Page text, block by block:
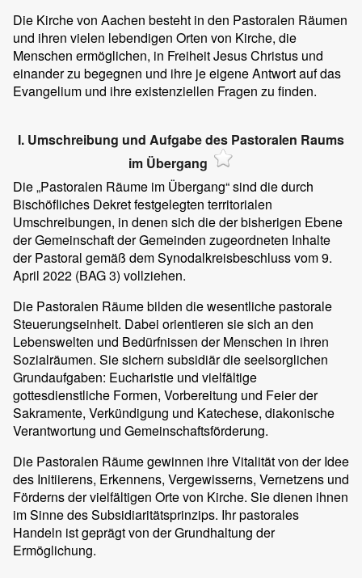
Die Kirche von Aachen besteht in den Pastoralen Räumen
und ihren vielen lebendigen Orten von Kirche, die
Menschen ermöglichen, in Freiheit Jesus Christus und
einander zu begegnen und ihre je eigene Antwort auf das
Evangelium und ihre existenziellen Fragen zu finden.
I. Umschreibung und Aufgabe des Pastoralen Raums
im Übergang
Die „Pastoralen Räume im Übergang“ sind die durch
Bischöfliches Dekret festgelegten territorialen
Umschreibungen, in denen sich die der bisherigen Ebene
der Gemeinschaft der Gemeinden zugeordneten Inhalte
der Pastoral gemäß dem Synodalkreisbeschluss vom 9.
April 2022 (BAG 3) vollziehen.
Die Pastoralen Räume bilden die wesentliche pastorale
Steuerungseinheit. Dabei orientieren sie sich an den
Lebenswelten und Bedürfnissen der Menschen in ihren
Sozialräumen. Sie sichern subsidiär die seelsorglichen
Grundaufgaben: Eucharistie und vielfältige
gottesdienstliche Formen, Vorbereitung und Feier der
Sakramente, Verkündigung und Katechese, diakonische
Verantwortung und Gemeinschaftsförderung.
Die Pastoralen Räume gewinnen ihre Vitalität von der Idee
des Initiierens, Erkennens, Vergewisserns, Vernetzens und
Förderns der vielfältigen Orte von Kirche. Sie dienen ihnen
im Sinne des Subsidiaritätsprinzips. Ihr pastorales
Handeln ist geprägt von der Grundhaltung der
Ermöglichung.